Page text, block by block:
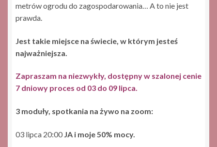
metrów ogrodu do zagospodarowania… A to nie jest
prawda.
Jest takie miejsce na świecie, w którym jesteś
najważniejsza.
Zapraszam na niezwykły, dostępny w szalonej cenie
7 dniowy proces od 03 do 09 lipca.
3 moduły, spotkania na żywo na zoom:
03 lipca 20:00 JA i moje 50% mocy.